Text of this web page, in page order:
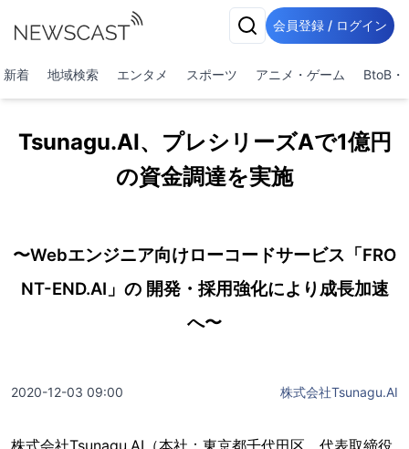
会員登録 / ログイン
新着 地域検索 エンタメ スポーツ アニメ・ゲーム BtoB・
Tsunagu.AI、プレシリーズAで1億円
の資金調達を実施
〜Webエンジニア向けローコードサービス「FRO
NT-END.AI」の 開発・採用強化により成長加速
へ〜
2020-12-03 09:00 株式会社Tsunagu.AI
株式会社Tsunagu.AI（本社：東京都千代田区、代表取締役